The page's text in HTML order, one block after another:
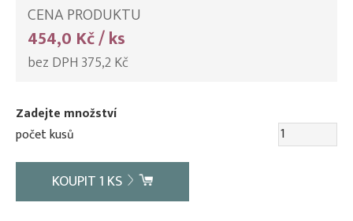
CENA PRODUKTU
454,0 Kč / ks
bez DPH 375,2 Kč
Zadejte množství
počet kusů
KOUPIT1 KS